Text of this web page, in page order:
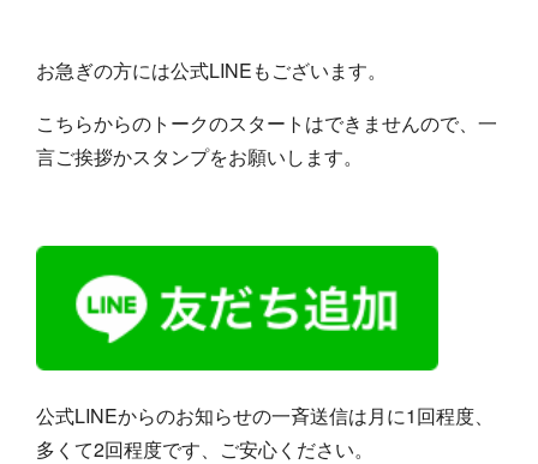
お急ぎの方には公式LINEもございます。
こちらからのトークのスタートはできませんので、一
言ご挨拶かスタンプをお願いします。
公式LINEからのお知らせの一斉送信は月に1回程度、
多くて2回程度です、ご安心ください。